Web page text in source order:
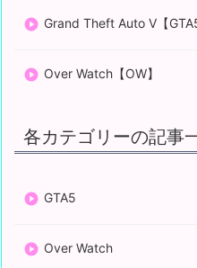
Grand Theft Auto V【GTA5
Over Watch【OW】
各カテゴリーの記事
GTA5
Over Watch